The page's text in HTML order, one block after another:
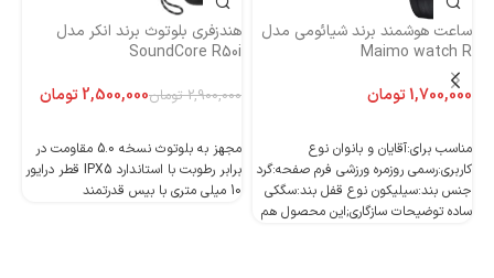
ساعت هوشمند برند شیائومی مدل
Maimo watch R
تومان
مناسب برای:آقایان و بانوان نوع
کاربری:رسمی روزمره ورزشی فرم صفحه:گرد
جنس بند:سیلیکون نوع قفل بند:سگکی
ساده توضیحات سازگاری;این محصول هم
هندزفری بلوتوث برند انکر مدل
SoundCore R50i
2,900,000 تومان2,500,000تومان
مجهز به بلوتوث نسخه 5.0 مقاومت در
برابر رطوبت با استاندارد IPX5 قطر درایور
10 میلی متری با بیس قدرتمند